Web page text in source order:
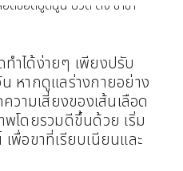
ำได้ง่ายๆ เพียงปรับ
หากดูแลร่างกายอย่าง
วามเสี่ยงของเส้นเลือด
โดยรวมดีขึ้นด้วย เริ่ม
พื่อขาที่เรียบเนียนและ